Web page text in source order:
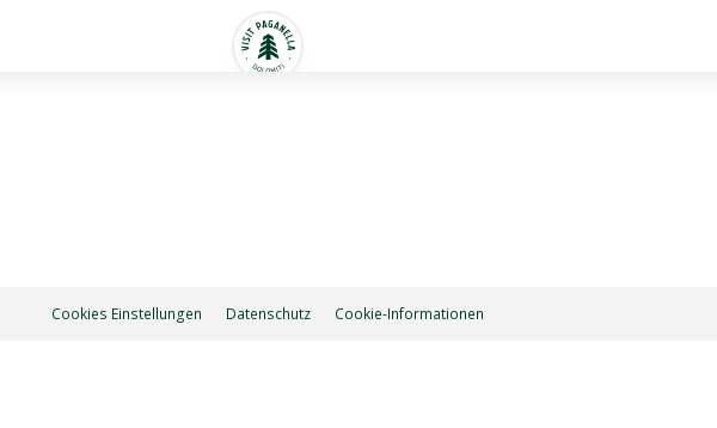
Cookies Einstellungen Datenschutz Cookie-Informationen